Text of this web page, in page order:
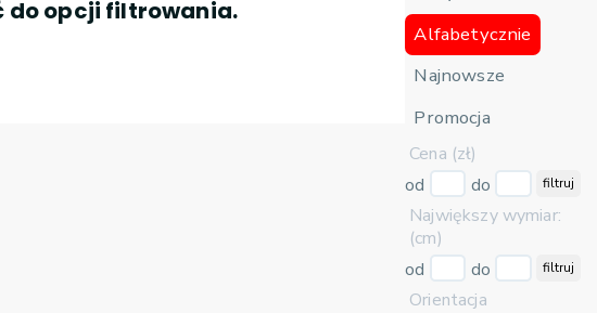
Alfabetycznie
Najnowsze
Promocja
Cena (zł)
od
do filtruj
Największy wymiar:
(cm)
od
do filtruj
Orientacja
do opcji filtrowania.